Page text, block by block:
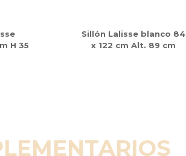
H 35
Sillón Lalisse blanco 84
x 122 cm Alt. 89 cm